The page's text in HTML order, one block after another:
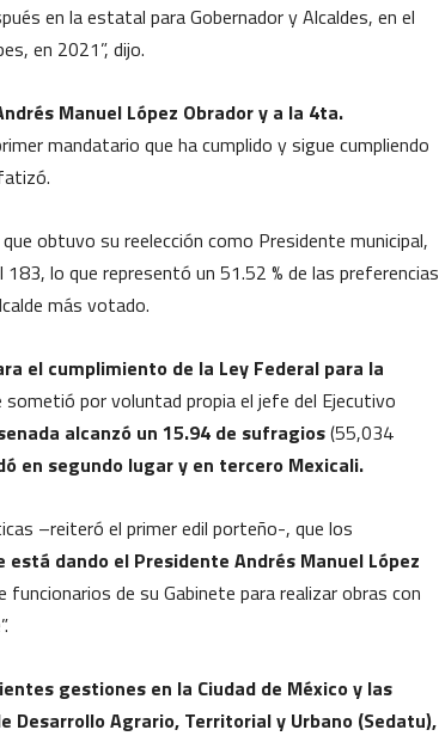
en la estatal para Gobernador y Alcaldes, en el
en 2021”, dijo.
Manuel López Obrador y a la 4ta.
mandatario que ha cumplido y sigue cumpliendo
obtuvo su reelección como Presidente municipal,
lo que representó un 51.52 % de las preferencias
más votado.
el cumplimiento de la Ley Federal para la
sometió por voluntad propia el jefe del Ejecutivo
alcanzó un 15.94 de sufragios(55,034
en segundo lugar y en tercero Mexicali.
–reiteró el primer edil porteño-, que los
dando el Presidente Andrés Manuel López
de su Gabinete para realizar obras con
gestiones en la Ciudad de México y las
Agrario, Territorial y Urbano (Sedatu),